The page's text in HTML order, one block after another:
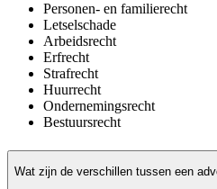
Personen- en familierecht
Letselschade
Arbeidsrecht
Erfrecht
Strafrecht
Huurrecht
Ondernemingsrecht
Bestuursrecht
Wat zijn de verschillen tussen een